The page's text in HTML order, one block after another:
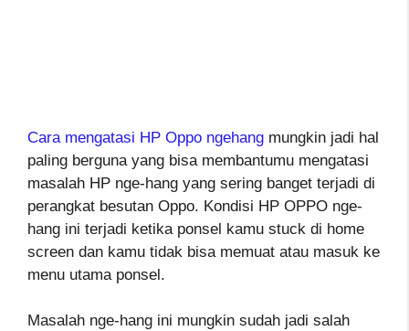
Cara mengatasi HP Oppo ngehang mungkin jadi hal
paling berguna yang bisa membantumu mengatasi
masalah HP nge-hang yang sering banget terjadi di
perangkat besutan Oppo. Kondisi HP OPPO nge-
hang ini terjadi ketika ponsel kamu stuck di home
screen dan kamu tidak bisa memuat atau masuk ke
menu utama ponsel.
Masalah nge-hang ini mungkin sudah jadi salah